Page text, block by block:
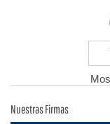
Nuestras Firmas